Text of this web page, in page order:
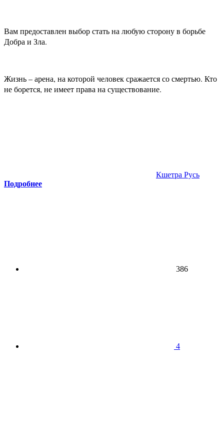
Вам предоставлен выбор стать на любую сторону в борьбе
Добра и Зла.
Жизнь – арена, на которой человек сражается со смертью. Кто
не борется, не имеет права на существование.
Кшетра Русь
Подробнее
386
4